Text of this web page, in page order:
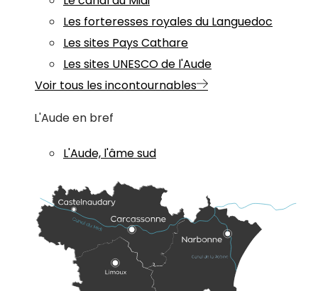
Les forteresses royales du Languedoc
Les sites Pays Cathare
Les sites UNESCO de l'Aude
Voir tous les incontournables
L'Aude en bref
L'Aude, l'âme sud